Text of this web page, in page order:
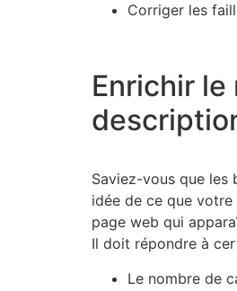
Corriger les
Enrichir
Saviez-vous que les
idée de ce que
page web qui
Il doit répondre à
Le nombre de